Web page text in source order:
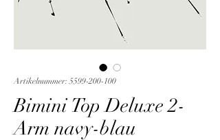
Artikelnummer: 5599-200-100
Bimini Top Deluxe 2-
Arm navy-blau